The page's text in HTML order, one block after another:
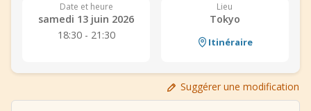
Ajouter un événement
Date et heure
samedi 13 juin 2026
18:30 - 21:30
Lieu
Tokyo
Itinéraire
Suggérer une modification